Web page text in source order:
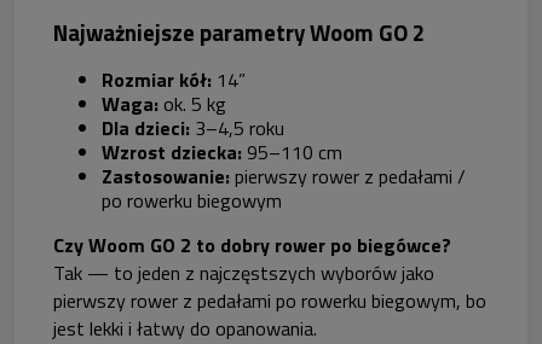
Najważniejsze parametry Woom GO 2
Rozmiar kół: 14”
Waga: ok. 5 kg
Dla dzieci: 3–4,5 roku
Wzrost dziecka: 95–110 cm
Zastosowanie: pierwszy rower z pedałami /
po rowerku biegowym
Czy Woom GO 2 to dobry rower po biegówce?
Tak — to jeden z najczęstszych wyborów jako
pierwszy rower z pedałami po rowerku biegowym, bo
jest lekki i łatwy do opanowania.